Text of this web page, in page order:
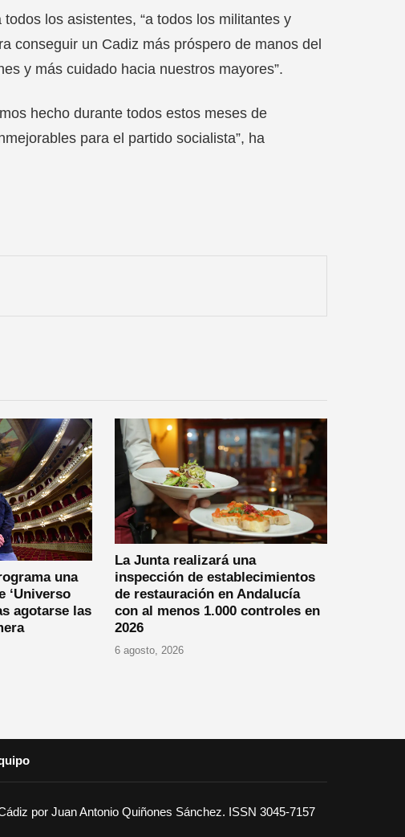
los asistentes, “a todos los militantes y
conseguir un Cadiz más próspero de manos del
y más cuidado hacia nuestros mayores”.
hecho durante todos estos meses de
para el partido socialista”, ha
una
‘Universo
agotarse las
La Junta realizará una
inspección de establecimientos
de restauración en Andalucía
con al menos 1.000 controles en
2026
6 agosto, 2026
por Juan Antonio Quiñones Sánchez. ISSN 3045-7157